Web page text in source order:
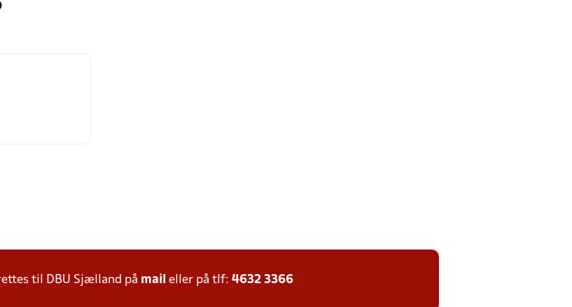
til DBU Sjælland på mail eller på tlf: 4632 3366